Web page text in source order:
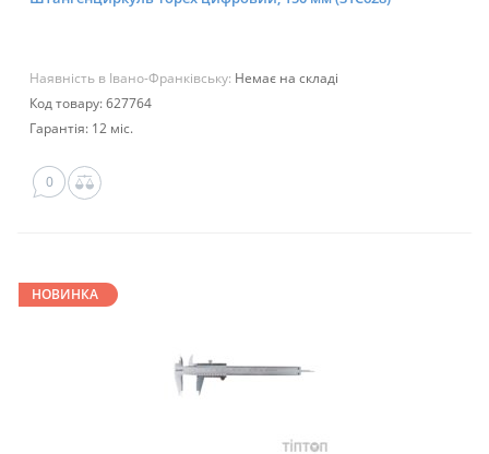
Наявність в Івано-Франківську: Немає на складі
Код товару: 627764
Гарантія: 12 міс.
0
НОВИНКА